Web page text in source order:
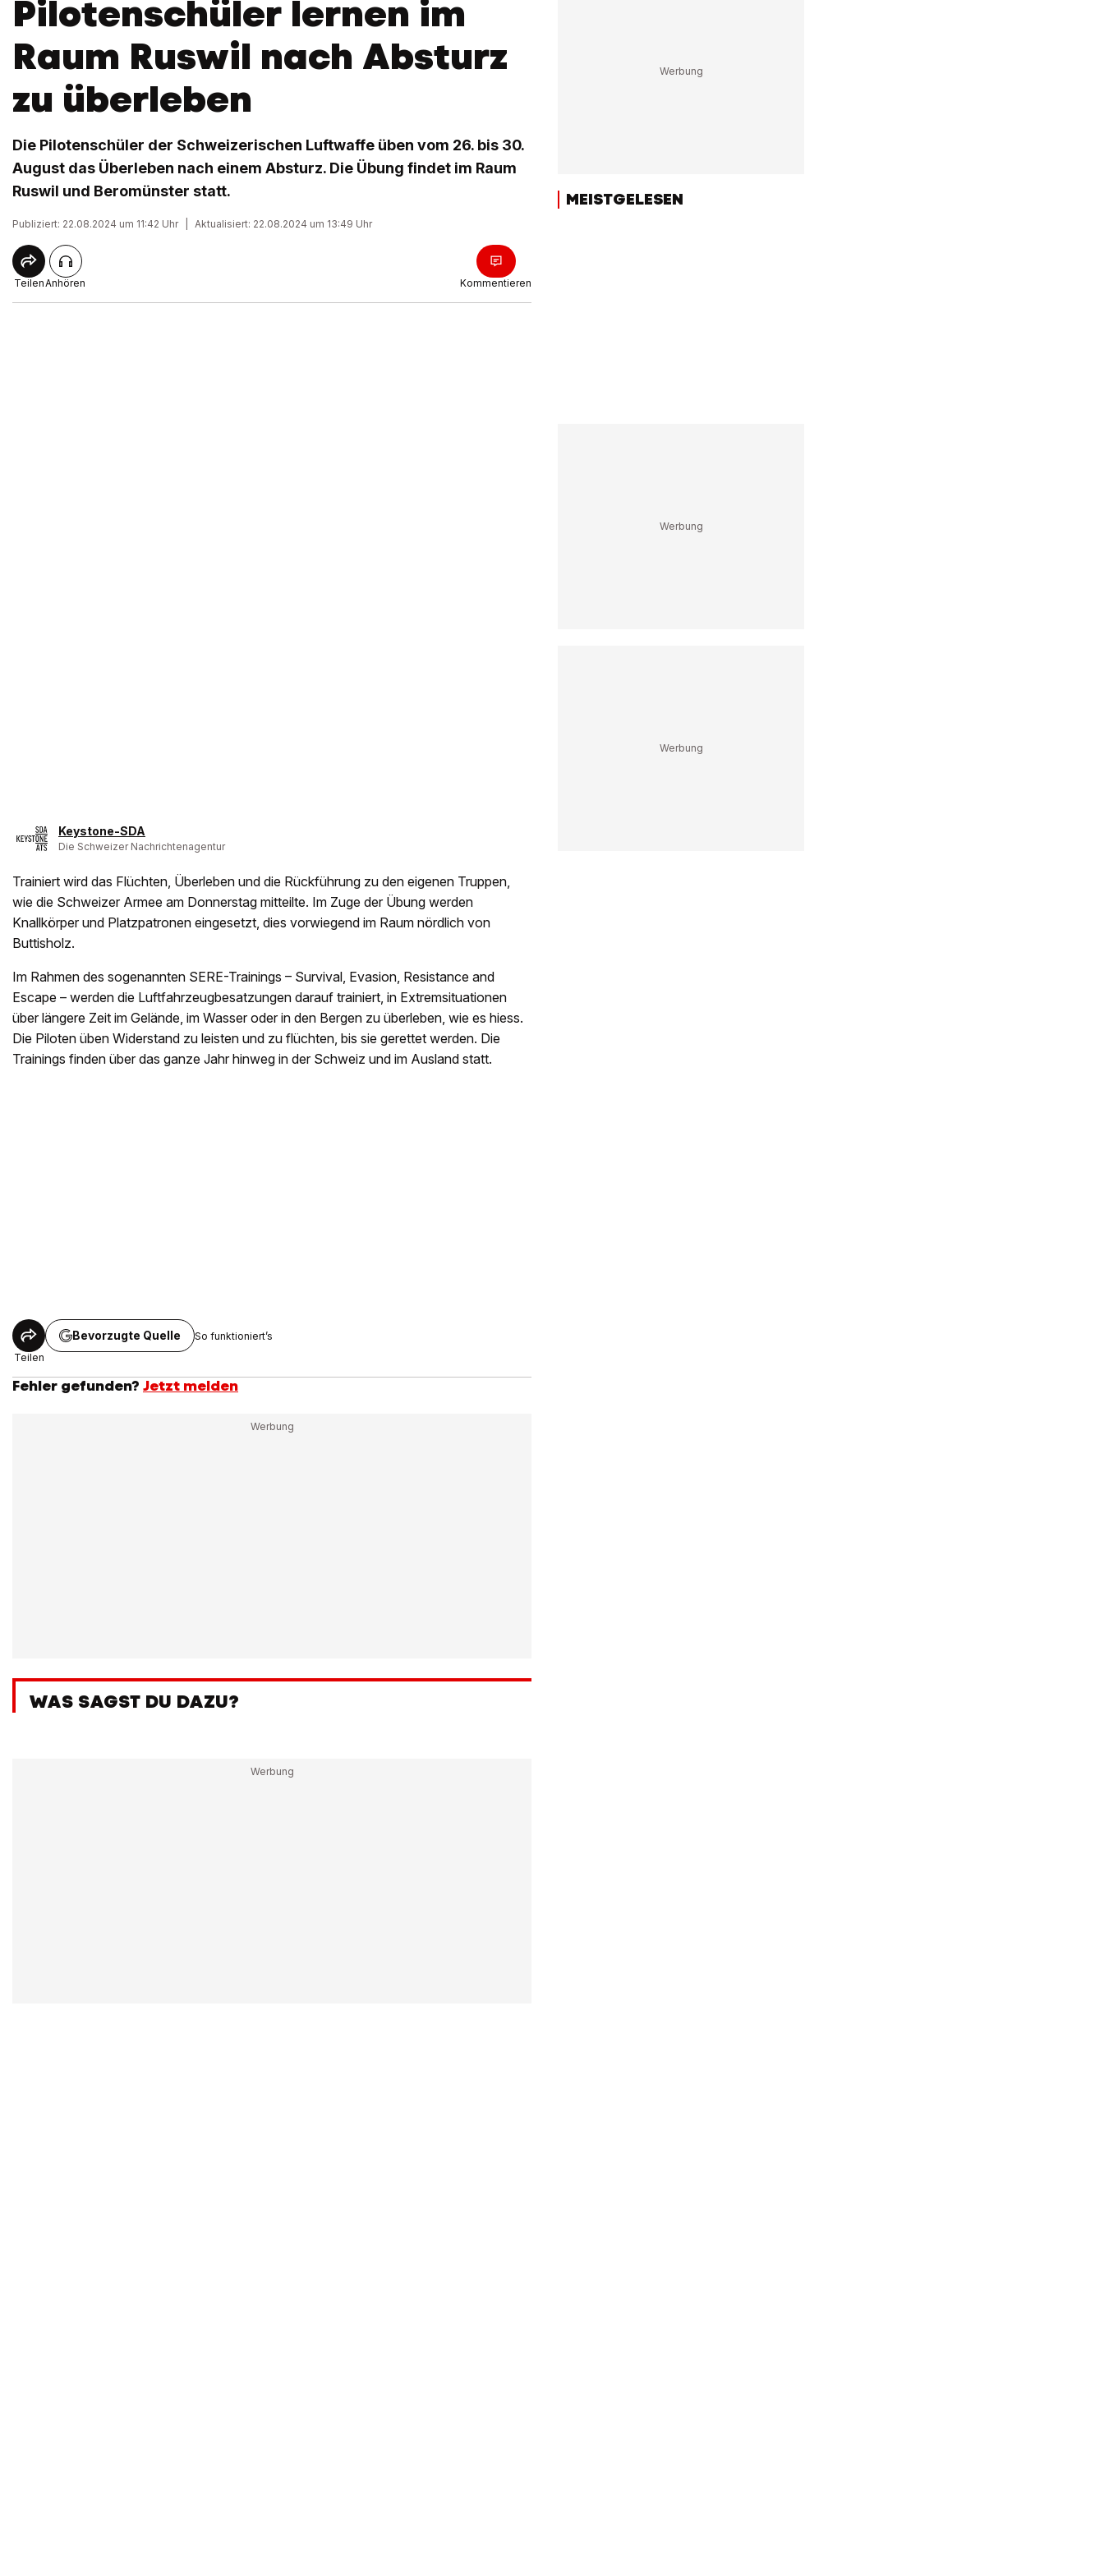
Pilotenschüler lernen im
Raum Ruswil nach Absturz
zu überleben
Die Pilotenschüler der Schweizerischen Luftwaffe üben vom 26. bis 30.
August das Überleben nach einem Absturz. Die Übung findet im Raum
Ruswil und Beromünster statt.
Publiziert: 22.08.2024 um 11:42 Uhr Aktualisiert: 22.08.2024 um 13:49 Uhr
TeilenAnhören Kommentieren
Keystone-SDA
Die Schweizer Nachrichtenagentur
Trainiert wird das Flüchten, Überleben und die Rückführung zu den eigenen Truppen,
wie die Schweizer Armee am Donnerstag mitteilte. Im Zuge der Übung werden
Knallkörper und Platzpatronen eingesetzt, dies vorwiegend im Raum nördlich von
Buttisholz.
Im Rahmen des sogenannten SERE-Trainings – Survival, Evasion, Resistance and
Escape – werden die Luftfahrzeugbesatzungen darauf trainiert, in Extremsituationen
über längere Zeit im Gelände, im Wasser oder in den Bergen zu überleben, wie es hiess.
Die Piloten üben Widerstand zu leisten und zu flüchten, bis sie gerettet werden. Die
Trainings finden über das ganze Jahr hinweg in der Schweiz und im Ausland statt.
Teilen
Bevorzugte Quelle So funktioniert’s
Fehler gefunden? Jetzt melden
WAS SAGST DU DAZU?
MEISTGELESEN